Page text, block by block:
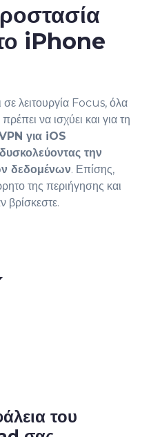
iPhone
λειτουργία Focus, όλα
να ισχύει και για τη
για iOS
την
δεδομένων. Επίσης,
της περιήγησης και
βρίσκεστε.
του